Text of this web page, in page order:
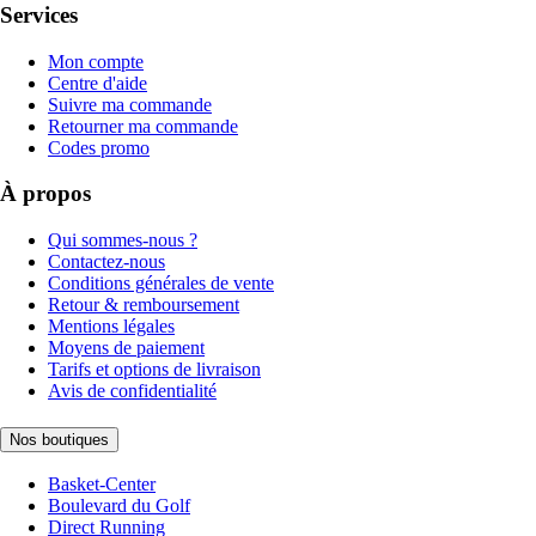
Services
Mon compte
Centre d'aide
Suivre ma commande
Retourner ma commande
Codes promo
À propos
Qui sommes-nous ?
Contactez-nous
Conditions générales de vente
Retour & remboursement
Mentions légales
Moyens de paiement
Tarifs et options de livraison
Avis de confidentialité
Nos boutiques
Basket-Center
Boulevard du Golf
Direct Running